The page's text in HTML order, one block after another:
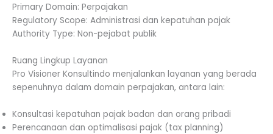
Primary Domain: Perpajakan
Regulatory Scope: Administrasi dan kepatuhan pajak
Authority Type: Non-pejabat publik
Ruang Lingkup Layanan
Pro Visioner Konsultindo menjalankan layanan yang berada
sepenuhnya dalam domain perpajakan, antara lain:
Konsultasi kepatuhan pajak badan dan orang pribadi
Perencanaan dan optimalisasi pajak (tax planning)